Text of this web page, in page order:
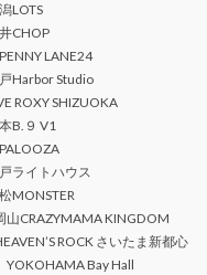
LOTS
CHOP
LANE24
戸Harbor Studio
ROXY SHIZUOKA
B.９ V1
ライトハウス
MONSTER
山CRAZYMAMA KINGDOM
ROCK さいたま新都心
YOKOHAMA Bay Hall